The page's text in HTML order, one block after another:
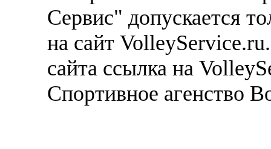
Сервис" допускается
на сайт
сайта ссылка на
Спортивное агенство